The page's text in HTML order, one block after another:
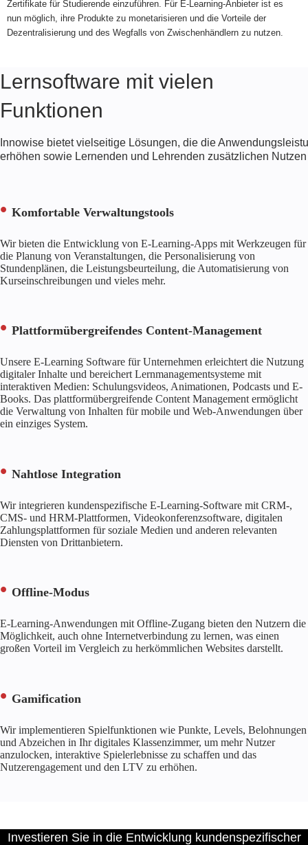
Zertifikate für Studierende einzuführen. Für E-Learning-Anbieter ist es
nun möglich, ihre Produkte zu monetarisieren und die Vorteile der
Dezentralisierung und des Wegfalls von Zwischenhändlern zu nutzen.
Lernsoftware mit vielen
Funktionen
Innowise bietet vielseitige Lösungen, die die
erhöhen sowie Lernenden und Lehrenden zusätzlichen
Komfortable Verwaltungstools
Wir bieten die Entwicklung von E-Learning-Apps mit Werkzeugen für
die Planung von Veranstaltungen, die Personalisierung von
Stundenplänen, die Leistungsbeurteilung, die Automatisierung von
Kurseinschreibungen und vieles mehr.
Plattformübergreifendes Content-Management
Unsere E-Learning Software für Unternehmen erleichtert die Nutzung
digitaler Inhalte und bereichert Lernmanagementsysteme mit
interaktiven Medien: Schulungsvideos, Animationen, Podcasts und E-
Books. Das plattformübergreifende Content Management ermöglicht
die Verwaltung von Inhalten für mobile und Web-Anwendungen über
ein einziges System.
Nahtlose Integration
Wir integrieren kundenspezifische E-Learning-Software mit CRM-,
CMS- und HRM-Plattformen, Videokonferenzsoftware, digitalen
Zahlungsplattformen für soziale Medien und anderen relevanten
Diensten von Drittanbietern.
Offline-Modus
E-Learning-Anwendungen mit Offline-Zugang bieten den Nutzern die
Möglichkeit, auch ohne Internetverbindung zu lernen, was einen
großen Vorteil im Vergleich zu herkömmlichen Websites darstellt.
Gamification
Wir implementieren Spielfunktionen wie Punkte, Levels, Belohnungen
und Abzeichen in Ihr digitales Klassenzimmer, um mehr Nutzer
anzulocken, interaktive Spielerlebnisse zu schaffen und das
Nutzerengagement und den LTV zu erhöhen.
Investieren Sie in die Entwicklung kundenspezifischer